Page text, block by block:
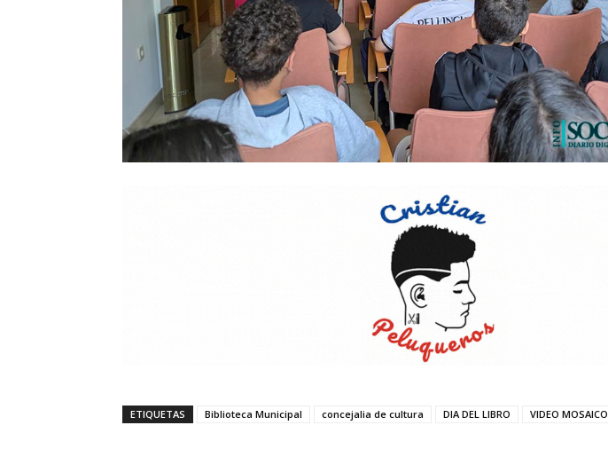
ETIQUETAS Biblioteca Municipal concejalia de cultura DIA DEL LIBRO VIDEO MOSAICO